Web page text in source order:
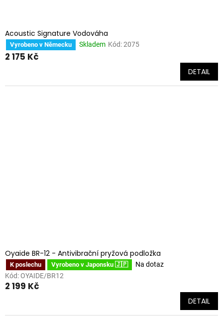
Acoustic Signature Vodováha
Vyrobeno v Německu Skladem Kód:2075
2 175 Kč
DETAIL
Oyaide BR-12 - Antivibrační pryžová podložka
K poslechu Vyrobeno v Japonsku 🇯🇵
Na dotaz
Kód: OYAIDE/BR12
2 199 Kč
DETAIL